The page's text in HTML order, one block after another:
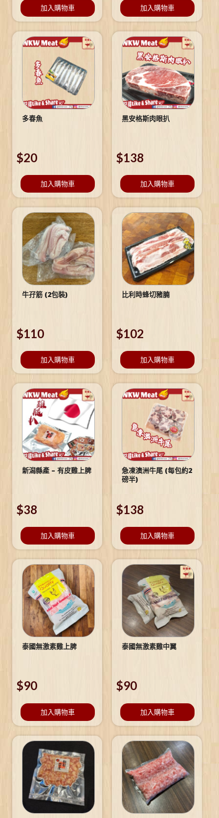
加入購物車 加入購物車
多春魚
$20
加入購物車
黑安格斯肉眼扒
$138
加入購物車
牛孖筋 (2包裝)
$110
加入購物車
比利時蜂切豬腩
$102
加入購物車
新潟縣產 – 有皮雞上脾
$38
加入購物車
急凍澳洲牛尾 (每包約2
磅半)
$138
加入購物車
泰國無激素雞上脾
$90
加入購物車
泰國無激素雞中翼
$90
加入購物車